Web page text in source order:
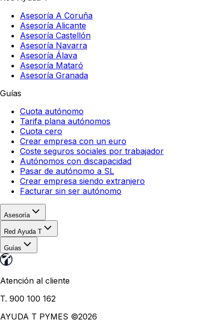
Asesoría A Coruña
Asesoría Alicante
Asesoría Castellón
Asesoría Navarra
Asesoría Álava
Asesoría Mataró
Asesoría Granada
Guías
Cuota autónomo
Tarifa plana autónomos
Cuota cero
Crear empresa con un euro
Coste seguros sociales por trabajador
Autónomos con discapacidad
Pasar de autónomo a SL
Crear empresa siendo extranjero
Facturar sin ser autónomo
Asesoría
Red Ayuda T
Guías
Atención al cliente
T. 900 100 162
AYUDA T PYMES ©2026